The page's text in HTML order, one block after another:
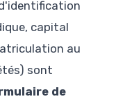
capital
au
sont
de